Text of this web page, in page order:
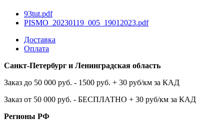
93tut.pdf
PISMO_20230119_005_19012023.pdf
Доставка
Оплата
Санкт-Петербург и Ленинградская область
Заказ до 50 000 руб. - 1500 руб. + 30 руб/км за КАД
Заказ от 50 000 руб. - БЕСПЛАТНО + 30 руб/км за КАД
Регионы РФ